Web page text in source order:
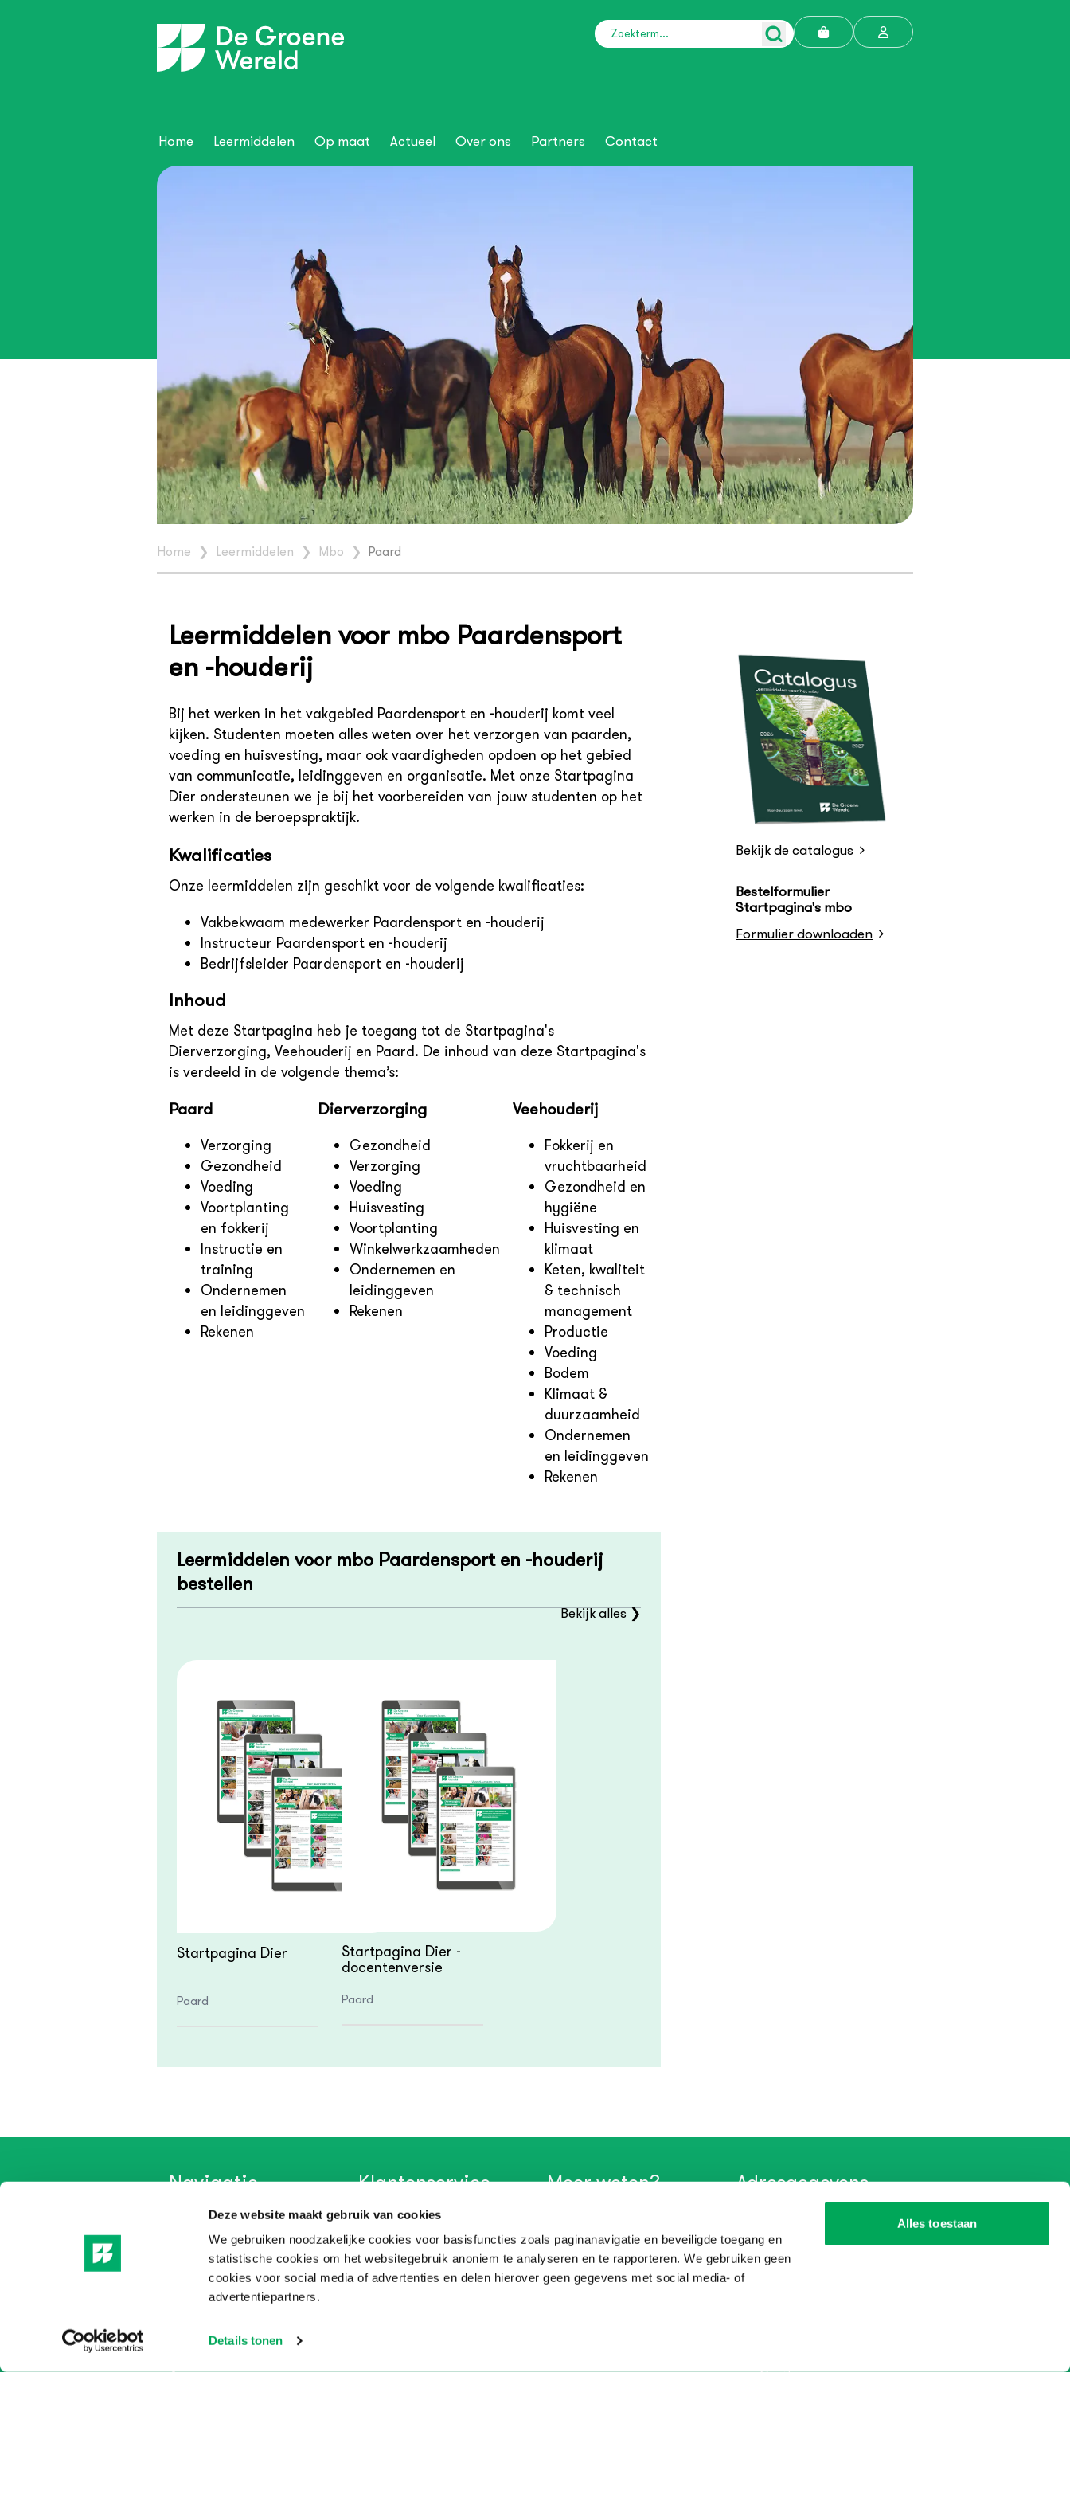
Deze website maakt gebruik van cookies
We gebruiken noodzakelijke cookies voor basisfuncties zoals paginanavigatie en beveiligde toegang en
statistische cookies om het websitegebruik anoniem te analyseren en te rapporteren. We gebruiken geen
cookies voor social media of advertenties en delen hierover geen gegevens met social media- of
advertentiepartners.
Details tonen
Alles toestaan
Home Leermiddelen Op maat Actueel Over ons Partners Contact
Home ❯ Leermiddelen ❯ Mbo ❯ Paard
Leermiddelen voor mbo Paardensport
en -houderij
Bij het werken in het vakgebied Paardensport en -houderij komt veel
kijken. Studenten moeten alles weten over het verzorgen van paarden,
voeding en huisvesting, maar ook vaardigheden opdoen op het gebied
van communicatie, leidinggeven en organisatie. Met onze Startpagina
Dier ondersteunen we je bij het voorbereiden van jouw studenten op het
werken in de beroepspraktijk.
Kwalificaties
Onze leermiddelen zijn geschikt voor de volgende kwalificaties:
Vakbekwaam medewerker Paardensport en -houderij
Instructeur Paardensport en -houderij
Bedrijfsleider Paardensport en -houderij
Inhoud
Met deze Startpagina heb je toegang tot de Startpagina's
Dierverzorging, Veehouderij en Paard. De inhoud van deze Startpagina's
is verdeeld in de volgende thema’s:
Paard
Verzorging
Gezondheid
Voeding
Voortplanting
en fokkerij
Instructie en
training
Ondernemen
en leidinggeven
Rekenen
Dierverzorging
Gezondheid
Verzorging
Voeding
Huisvesting
Voortplanting
Winkelwerkzaamheden
Ondernemen en
leidinggeven
Rekenen
Veehouderij
Fokkerij en
vruchtbaarheid
Gezondheid en
hygiëne
Huisvesting en
klimaat
Keten, kwaliteit
& technisch
management
Productie
Voeding
Bodem
Klimaat &
duurzaamheid
Ondernemen
en leidinggeven
Rekenen
Leermiddelen voor mbo Paardensport en -houderij
bestellen
Bekijk alles ❯
Startpagina Dier
Paard
Startpagina Dier -
docentenversie
Paard
Bekijk de catalogus
Bestelformulier
Startpagina's mbo
Formulier downloaden
Navigatie
Home
Leermiddelen
Op maat
Actueel
Partners
Contact
Klantenservice
Veelgestelde vragen
Vraag stellen
Webshop
Meer weten?
Volg ons:
Adresgegevens
Bezoek- & postadres:
Bronland 12-R
6708 WH
info@degroenewereld.nl